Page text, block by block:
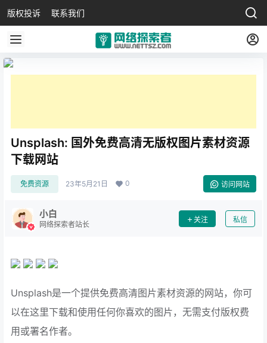
版权投诉 联系我们
Unsplash: 国外免费高清无版权图片素材资源
下载网站
免费资源 23年5月21日 0 访问网站
小白
网络探索者站长
关注 私信
Unsplash是一个提供免费高清图片素材资源的网站，你可
以在这里下载和使用任何你喜欢的图片，无需支付版权费
用或署名作者。